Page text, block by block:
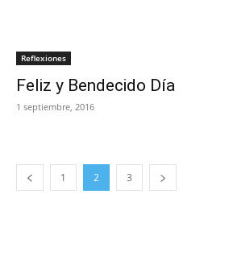
Reflexiones
Feliz y Bendecido Día
1 septiembre, 2016
1 2 3